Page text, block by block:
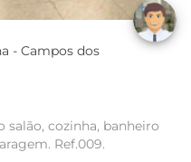
salão, cozinha, banheiro
Ref.009.